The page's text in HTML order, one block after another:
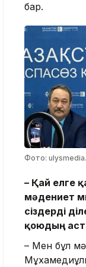
бар.
Фото:
– Қай елге
мәдениет
сіздерді
қоюдың
– Мен бұл